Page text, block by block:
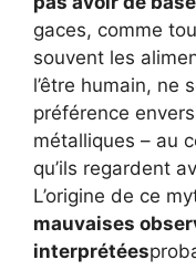
gaces, comme
souvent les
l’être humain, ne
préférence
métalliques – au
qu’ils regardent
L’origine de ce
mauvaises
interprétées